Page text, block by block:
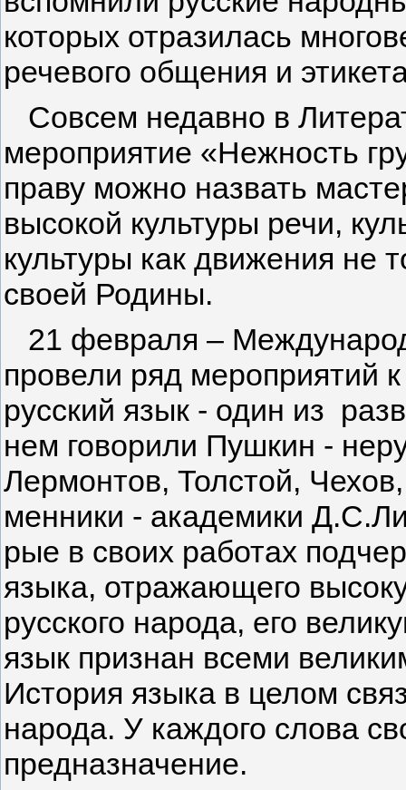
которых отразилась
речевого общения и
Совсем недавно в
мероприятие «Нежность
праву можно назвать
высокой культуры речи,
куль­туры как движения не
своей Родины.
21 февраля –
провели ряд мероприятий
русский язык - один из
нем говорили Пушкин -
Лермонтов, Толстой,
менники - академики
рые в своих работах
языка, отражающего
русского народа, его
язык признан все­ми
История языка в целом
народа. У каждого слова
предназначение.